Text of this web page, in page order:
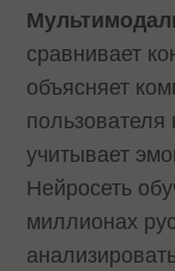
сравнивает
объясняет
пользователя
учитывает
Нейросеть
миллионах